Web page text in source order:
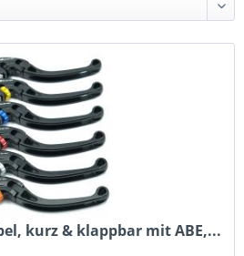
kurz & klappbar mit ABE,...